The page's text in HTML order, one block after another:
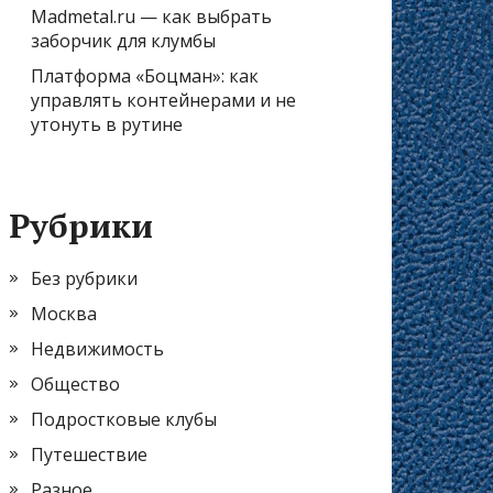
Madmetal.ru — как выбрать
заборчик для клумбы
Платформа «Боцман»: как
управлять контейнерами и не
утонуть в рутине
Рубрики
Без рубрики
Москва
Недвижимость
Общество
Подростковые клубы
Путешествие